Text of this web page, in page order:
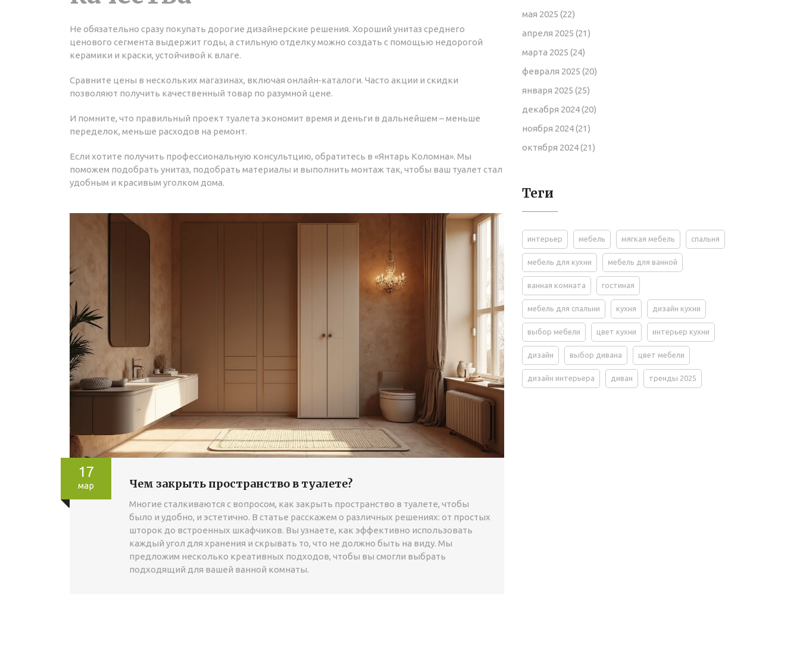
Не обязательно сразу покупать дорогие дизайнерские решения. Хороший унитаз среднего
ценового сегмента выдержит годы, а стильную отделку можно создать с помощью недорогой
керамики и краски, устойчивой к влаге.
Сравните цены в нескольких магазинах, включая онлайн‑каталоги. Часто акции и скидки
позволяют получить качественный товар по разумной цене.
И помните, что правильный проект туалета экономит время и деньги в дальнейшем – меньше
переделок, меньше расходов на ремонт.
Если хотите получить профессиональную консультцию, обратитесь в «Янтарь Коломна». Мы
поможем подобрать унитаз, подобрать материалы и выполнить монтаж так, чтобы ваш туалет стал
удобным и красивым уголком дома.
17
мар Чем закрыть пространство в туалете?
Многие сталкиваются с вопросом, как закрыть пространство в туалете, чтобы
было и удобно, и эстетично. В статье расскажем о различных решениях: от простых
шторок до встроенных шкафчиков. Вы узнаете, как эффективно использовать
каждый угол для хранения и скрывать то, что не должно быть на виду. Мы
предложим несколько креативных подходов, чтобы вы смогли выбрать
подходящий для вашей ванной комнаты.
мая 2025 (22)
апреля 2025 (21)
марта 2025 (24)
февраля 2025 (20)
января 2025 (25)
декабря 2024(20)
ноября 2024(21)
октября 2024(21)
Теги
интерьер мебель мягкая мебель спальня
мебель для кухни мебель для ванной
ванная комната гостиная
мебель для спальни кухня дизайн кухни
выбор мебели цвет кухни интерьер кухни
дизайн выбор дивана цвет мебели
дизайн интерьера диван тренды 2025